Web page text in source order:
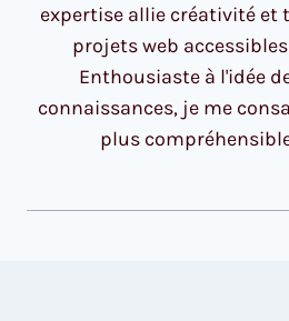
expertise allie créativité et
projets web
Enthousiaste à l'idée
connaissances, je me
plus